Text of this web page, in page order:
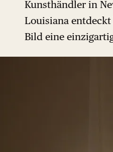
Kunsthändler in
Louisiana
Bild eine